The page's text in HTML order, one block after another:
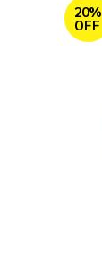
20%
OFF